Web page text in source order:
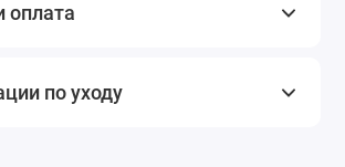
оплата
по уходу